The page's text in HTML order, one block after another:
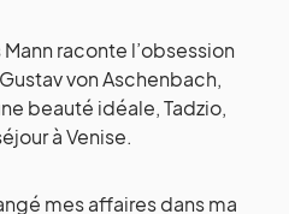
raconte l’obsession
von Aschenbach,
beauté idéale, Tadzio,
à Venise.
mes affaires dans ma